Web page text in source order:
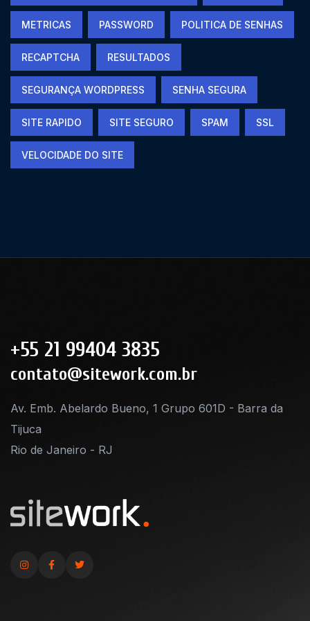
METRICAS PASSWORD POLITICA DE SENHAS
RECAPTCHA RESULTADOS
SEGURANÇA WORDPRESS SENHA SEGURA
SITE RAPIDO SITE SEGURO SPAM SSL
VELOCIDADE DO SITE
+55 21 99404 3835
contato@sitework.com.br
Av. Emb. Abelardo Bueno, 1 Grupo 601D - Barra da
Tijuca
Rio de Janeiro - RJ